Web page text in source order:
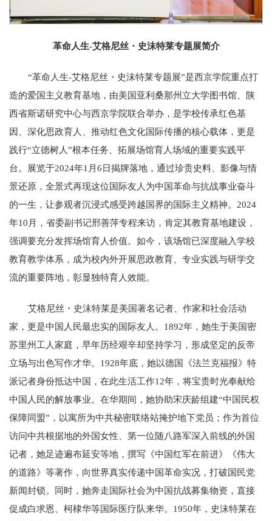
革命人生-艾格尼丝・史沫特莱专题展简介
“革命人生-艾格尼丝・史沫特莱专题展”是西京学院重点打
造的爱国主义教育基地，由美国亚利桑那州立大学图书馆、陕
西省斯诺研究中心与西京学院联合举办，是学校传承红色基
因、深化思政育人、推动红色文化国际传播的核心载体，更是
践行“立德树人”根本任务、拓展场馆育人场域的重要实践平
台。展览于2024年1月6日揭牌落地，通过珍贵史料、影像与情
景还原，全景式再现这位国际友人为中国革命与抗战事业奋斗
的一生，让参观者沉浸式感受跨越国界的国际主义精神。2024
年10月，省委副书记邢善萍专程来访，肯定其教育基地建设，
强调要充分发挥场馆育人价值。如今，该场馆已深度融入学校
教育教学体系，成为校内外开展思政教育、专业实践与研学交
流的重要阵地，彰显独特育人效能。
艾格尼丝・史沫特莱是美国著名记者、作家和社会活动
家，更是中国人民最忠实的国际友人。1892年，她生于美国密
苏里州工人家庭，早年历经艰辛却坚持学习，形成坚定的反帝
立场与出色写作才华。1928年底，她以德国《法兰克福报》特
派记者身份抵达中国，在此生活工作12年，将宝贵时光奉献给
中国人民的解放事业。在华期间，她协助宋庆龄组建“中国民权
保障同盟”，以寓所为中共秘密联络站掩护地下党员；作为首位
访问中共根据地的外国女性、第一位随八路军深入前线的外国
记者，她足迹遍布延安等地，撰写《中国红军在前进》《伟大
的道路》等著作，向世界真实传递中国革命实况，打破国民党
新闻封锁。同时，她奔走国际社会为中国抗战募集物资，直接
促成白求恩、柯棣华等国际医疗队来华。1950年，史沫特莱在